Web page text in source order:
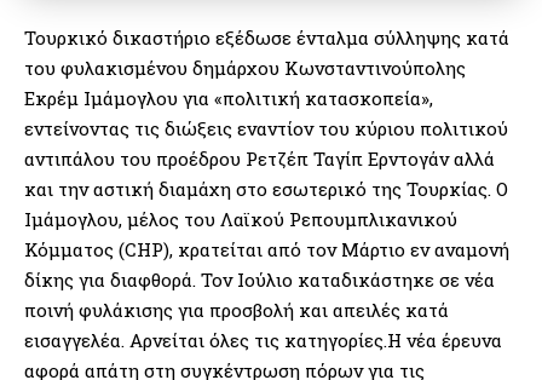
Τουρκικό δικαστήριο εξέδωσε ένταλμα σύλληψης κατά
του φυλακισμένου δημάρχου Κωνσταντινούπολης
Εκρέμ Ιμάμογλου για «πολιτική κατασκοπεία»,
εντείνοντας τις διώξεις εναντίον του κύριου πολιτικού
αντιπάλου του προέδρου Ρετζέπ Ταγίπ Ερντογάν αλλά
και την αστική διαμάχη στο εσωτερικό της Τουρκίας. Ο
Ιμάμογλου, μέλος του Λαϊκού Ρεπουμπλικανικού
Κόμματος (CHP), κρατείται από τον Μάρτιο εν αναμονή
δίκης για διαφθορά. Τον Ιούλιο καταδικάστηκε σε νέα
ποινή φυλάκισης για προσβολή και απειλές κατά
εισαγγελέα. Αρνείται όλες τις κατηγορίες.Η νέα έρευνα
αφορά απάτη στη συγκέντρωση πόρων για τις